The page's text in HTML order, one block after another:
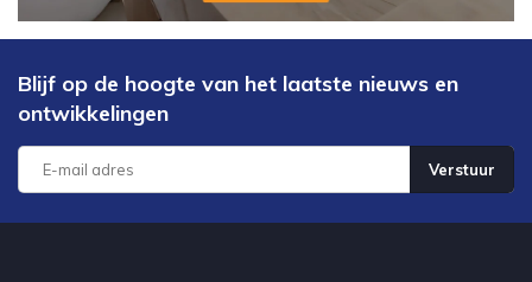
Blijf op de hoogte van het laatste nieuws en
ontwikkelingen
Verstuur